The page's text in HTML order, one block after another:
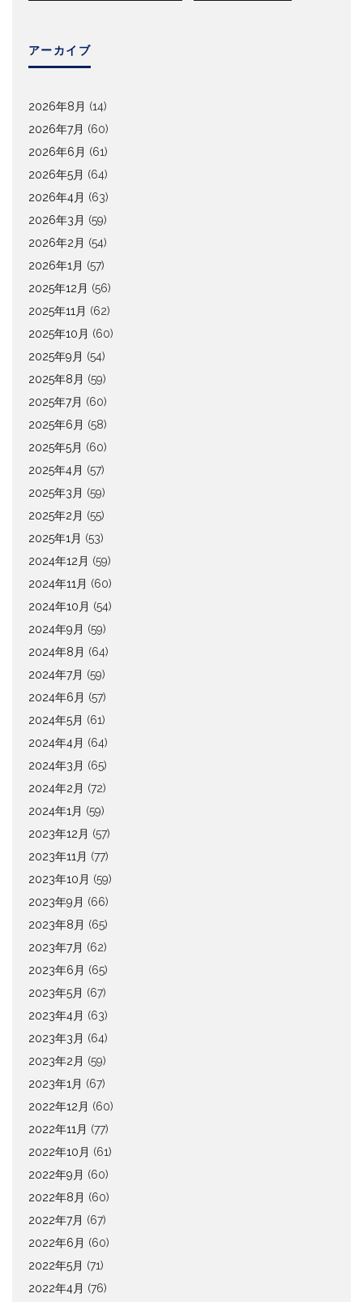
アーカイブ
2026年8月 (14)
2026年7月 (60)
2026年6月 (61)
2026年5月 (64)
2026年4月 (63)
2026年3月 (59)
2026年2月 (54)
2026年1月 (57)
2025年12月 (56)
2025年11月 (62)
2025年10月 (60)
2025年9月 (54)
2025年8月 (59)
2025年7月 (60)
2025年6月 (58)
2025年5月 (60)
2025年4月 (57)
2025年3月 (59)
2025年2月 (55)
2025年1月 (53)
2024年12月 (59)
2024年11月 (60)
2024年10月 (54)
2024年9月 (59)
2024年8月 (64)
2024年7月 (59)
2024年6月 (57)
2024年5月 (61)
2024年4月 (64)
2024年3月 (65)
2024年2月 (72)
2024年1月 (59)
2023年12月 (57)
2023年11月 (77)
2023年10月 (59)
2023年9月 (66)
2023年8月 (65)
2023年7月 (62)
2023年6月 (65)
2023年5月 (67)
2023年4月 (63)
2023年3月 (64)
2023年2月 (59)
2023年1月 (67)
2022年12月 (60)
2022年11月 (77)
2022年10月 (61)
2022年9月 (60)
2022年8月 (60)
2022年7月 (67)
2022年6月 (60)
2022年5月 (71)
2022年4月 (76)